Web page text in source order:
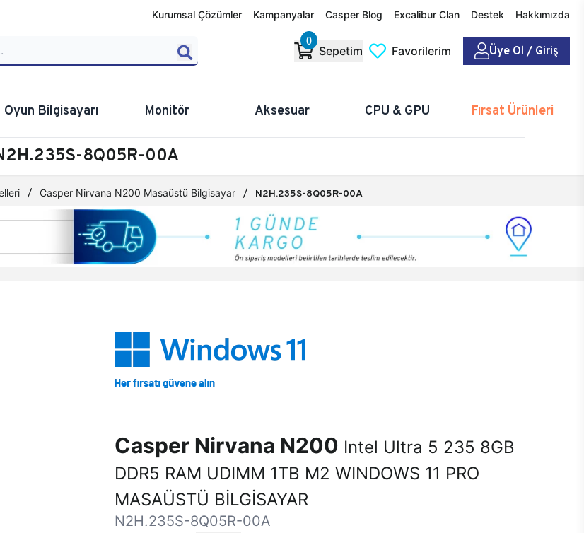
Kurumsal Çözümler Kampanyalar Casper Blog Excalibur Clan Destek Hakkımızda
0
Sepetim Favorilerim Üye Ol / Giriş
Oyun Bilgisayarı Monitör Aksesuar CPU & GPU Fırsat Ürünleri
8Q05R-00A
Casper Nirvana N200 Masaüstü Bilgisayar N2H.235S-8Q05R-00A
Casper Nirvana N200 Intel Ultra 5 235 8GB
DDR5 RAM UDIMM 1TB M2 WINDOWS 11 PRO
MASAÜSTÜ BİLGİSAYAR
N2H.235S-8Q05R-00A